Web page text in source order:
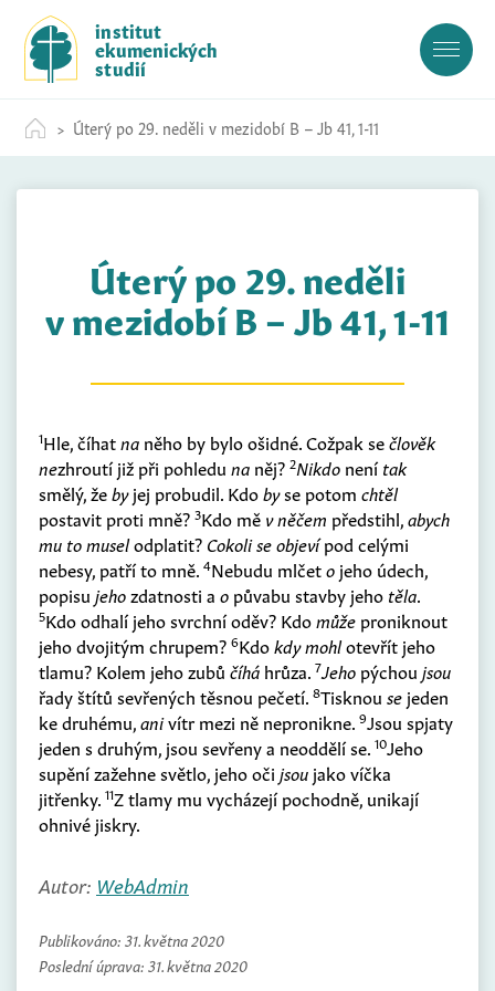
c
institut
ekumenických
studií
Úterý po 29. neděli v mezidobí B – Jb 41, 1-11
Úterý po 29. neděli
v mezidobí B – Jb 41, 1-11
1Hle, číhatna něho by bylo ošidné. Cožpak sečlověk
nezhroutí již při pohledu na něj? 2Nikdo nenítak
smělý, žebyjej probudil. Kdobyse potom chtěl
postavit proti mně? 3Kdo mě v něčem předstihl,abych
mu to muselodplatit? Cokoli se objevípod celými
nebesy, patří to mně. 4Nebudu mlčeto jeho údech,
popisu jehozdatnosti a o půvabu stavby jeho těla.
5Kdo odhalí jeho svrchní oděv? Kdomůže proniknout
jeho dvojitým chrupem? 6Kdokdy mohlotevřít jeho
tlamu? Kolem jeho zubů číhá hrůza. 7Jeho pýchou jsou
řady štítů sevřených těsnou pečetí. 8Tisknou se jeden
ke druhému,anivítr mezi ně nepronikne. 9Jsou spjaty
jeden s druhým, jsou sevřeny a neoddělí se. 10Jeho
supění zažehne světlo, jeho oči jsou jako víčka
jitřenky. 11Z tlamy mu vycházejí pochodně, unikají
ohnivé jiskry.
Autor: WebAdmin
Publikováno: 31. května 2020
Poslední úprava: 31. května 2020